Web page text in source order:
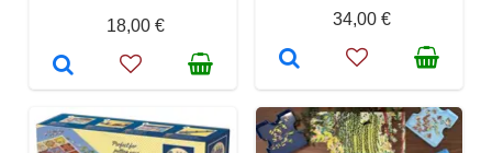
18,00 €
34,00 €